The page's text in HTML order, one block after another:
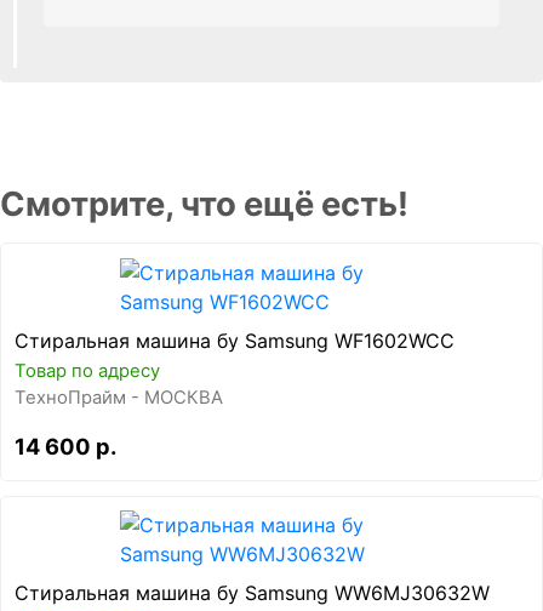
Смотрите, что ещё есть!
Стиральная машина бу Samsung WF1602WCC
Товар по адресу
ТехноПрайм - МОСКВА
14 600 р.
Стиральная машина бу Samsung WW6MJ30632W